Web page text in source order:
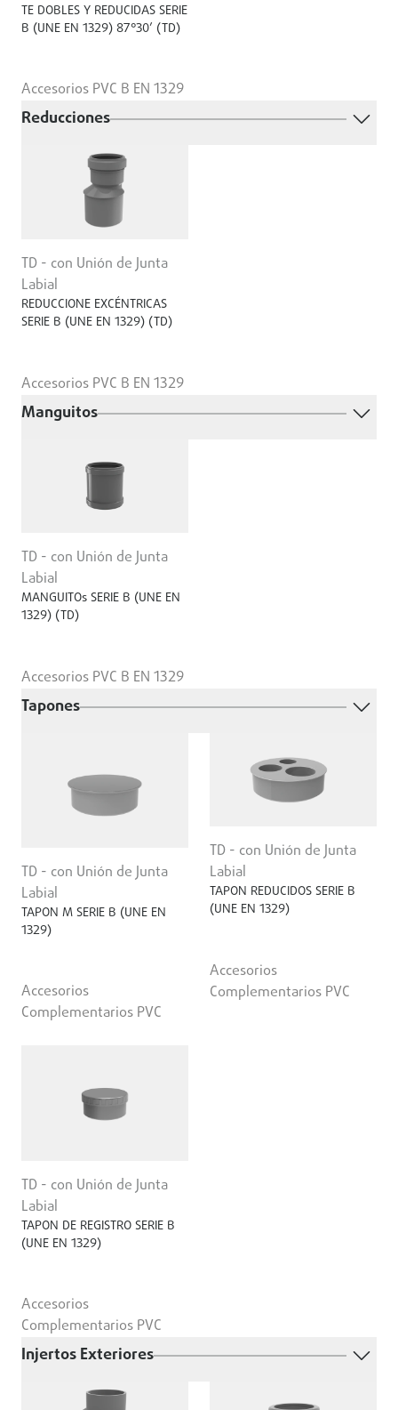
TE DOBLES Y REDUCIDAS SERIE
B (UNE EN 1329) 87°30’ (TD)
Accesorios PVC B EN 1329
Reducciones
TD - con Unión de Junta
Labial
REDUCCIONE EXCÉNTRICAS
SERIE B (UNE EN 1329) (TD)
Accesorios PVC B EN 1329
Manguitos
TD - con Unión de Junta
Labial
MANGUITOs SERIE B (UNE EN
1329) (TD)
Accesorios PVC B EN 1329
Tapones
TD - con Unión de Junta
Labial
TAPON M SERIE B (UNE EN
1329)
Accesorios
Complementarios PVC
TD - con Unión de Junta
Labial
TAPON REDUCIDOS SERIE B
(UNE EN 1329)
Accesorios
Complementarios PVC
TD - con Unión de Junta
Labial
TAPON DE REGISTRO SERIE B
(UNE EN 1329)
Accesorios
Complementarios PVC
Injertos Exteriores